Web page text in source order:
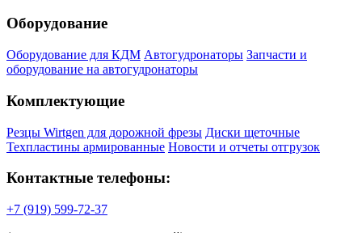
Оборудование
Оборудование для КДМ Автогудронаторы Запчасти и
оборудование на автогудронаторы
Комплектующие
Резцы Wirtgen для дорожной фрезы Диски щеточные
Техпластины армированные Новости и отчеты отгрузок
Контактные телефоны:
+7 (919) 599-72-37